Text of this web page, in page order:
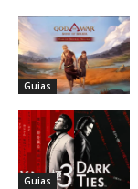
Guias
Guias